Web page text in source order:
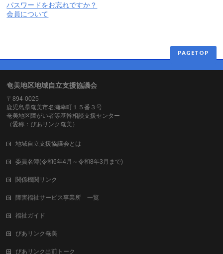
パスワードをお忘れですか？
会員について
PAGETOP
奄美地区地域自立支援協議会
〒894-0025
鹿児島県奄美市名瀬幸町１５番３号
奄美地区障がい者等基幹相談支援センター
（愛称：ぴあリンク奄美）
地域自立支援協議会とは
委員名簿(令和6年4月～令和8年3月まで)
関係機関リンク
障害福祉サービス事業所 一覧
福祉ガイド
ぴあリンク奄美
ぴあリンク出前トーク